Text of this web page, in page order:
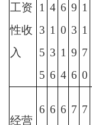
工资
性收
入
1
3
5
5
4
1
3
6
6
0
1
4
9
3
9
6
1
1
7
0
经营
6 6 6 7 7